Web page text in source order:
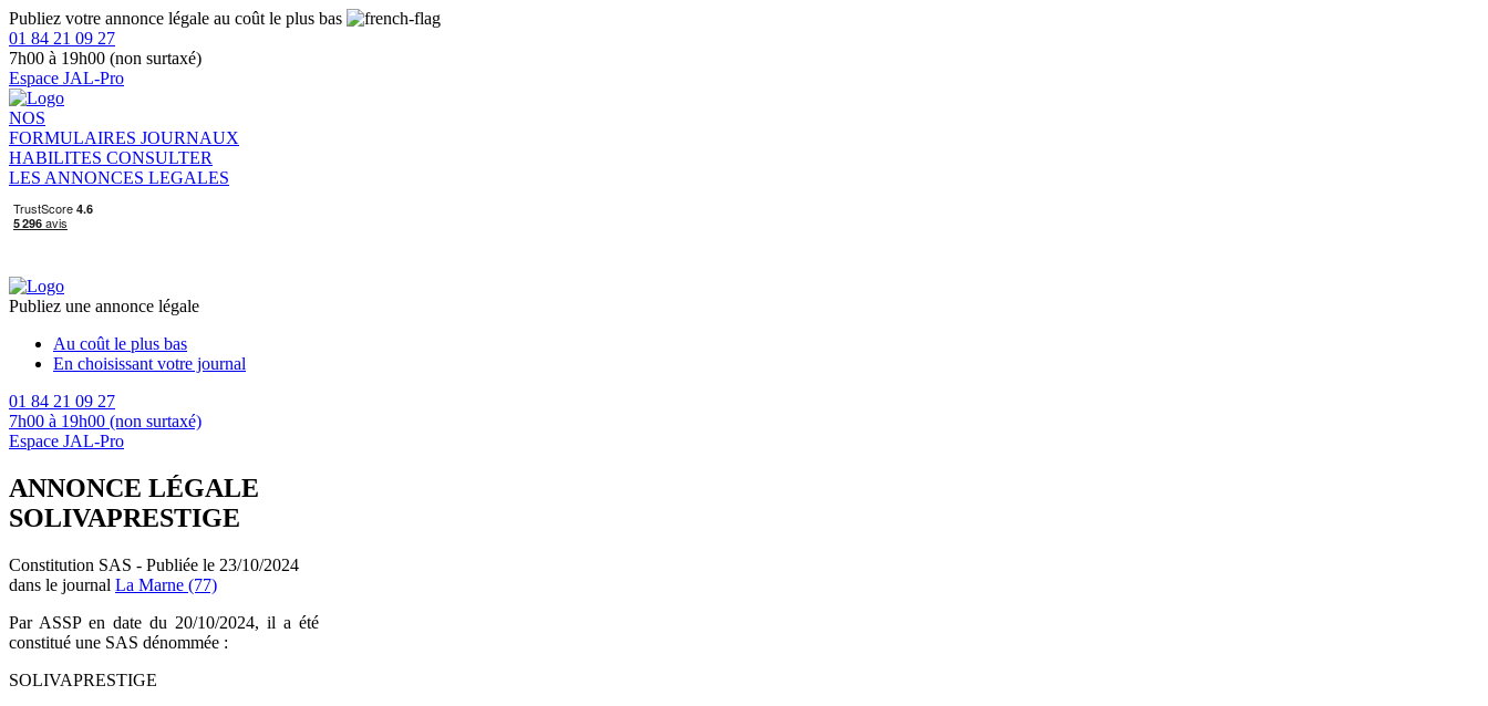
Publiez votre annonce légale au coût le plus bas
01 84 21 09 27
7h00 à 19h00 (non surtaxé)
Espace JAL-Pro
NOS
FORMULAIRES JOURNAUX
HABILITES CONSULTER
LES ANNONCES LEGALES
Publiez une annonce légale
Au coût le plus bas
En choisissant votre journal
01 84 21 09 27
7h00 à 19h00 (non surtaxé)
Espace JAL-Pro
ANNONCE LÉGALE
SOLIVAPRESTIGE
Constitution SAS - Publiée le 23/10/2024
dans le journal La Marne (77)
Par ASSP en date du 20/10/2024, il a été
constitué une SAS dénommée :
SOLIVAPRESTIGE